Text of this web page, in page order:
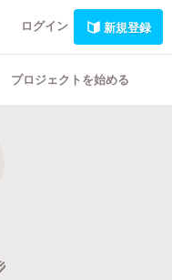
ログイン 新規登録
プロジェクトを始める